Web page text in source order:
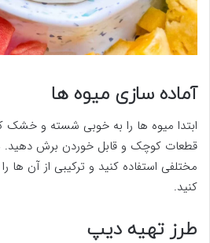
آماده سازی میوه ها
ابتدا میوه ها را به خوبی شسته و خشک
قطعات کوچک و قابل خوردن برش دهید.
مختلفی استفاده کنید و ترکیبی از آن ها
کنید.
طرز تهیه دیپ